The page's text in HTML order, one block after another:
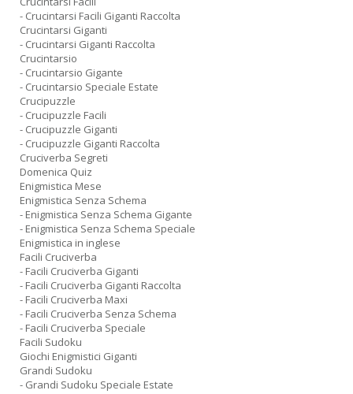
- Crucintarsi Facili Giganti Raccolta
Crucintarsi Giganti
- Crucintarsi Giganti Raccolta
Crucintarsio
- Crucintarsio Gigante
- Crucintarsio Speciale Estate
Crucipuzzle
- Crucipuzzle Facili
- Crucipuzzle Giganti
- Crucipuzzle Giganti Raccolta
Cruciverba Segreti
Domenica Quiz
Enigmistica Mese
Enigmistica Senza Schema
- Enigmistica Senza Schema Gigante
- Enigmistica Senza Schema Speciale
Enigmistica in inglese
Facili Cruciverba
- Facili Cruciverba Giganti
- Facili Cruciverba Giganti Raccolta
- Facili Cruciverba Maxi
- Facili Cruciverba Senza Schema
- Facili Cruciverba Speciale
Facili Sudoku
Giochi Enigmistici Giganti
Grandi Sudoku
- Grandi Sudoku Speciale Estate